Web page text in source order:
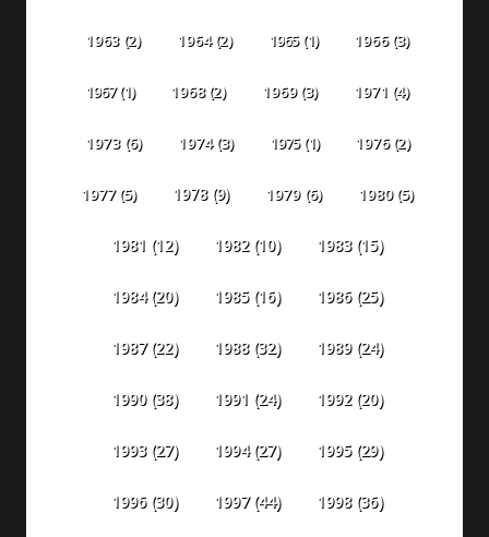
1963 (2) 1964(2) 1965(1) 1966(3)
1967(1) 1968(2) 1969(3) 1971 (4)
1973(6) 1974(3) 1975(1) 1976(2)
1977(5) 1978(9) 1979(6) 1980(5)
1981 (12) 1982(10) 1983(15)
1984(20) 1985(16) 1986(25)
1987(22) 1988(32) 1989(24)
1990(38) 1991 (24) 1992(20)
1993(27) 1994(27) 1995(29)
1996(30) 1997(44) 1998(36)